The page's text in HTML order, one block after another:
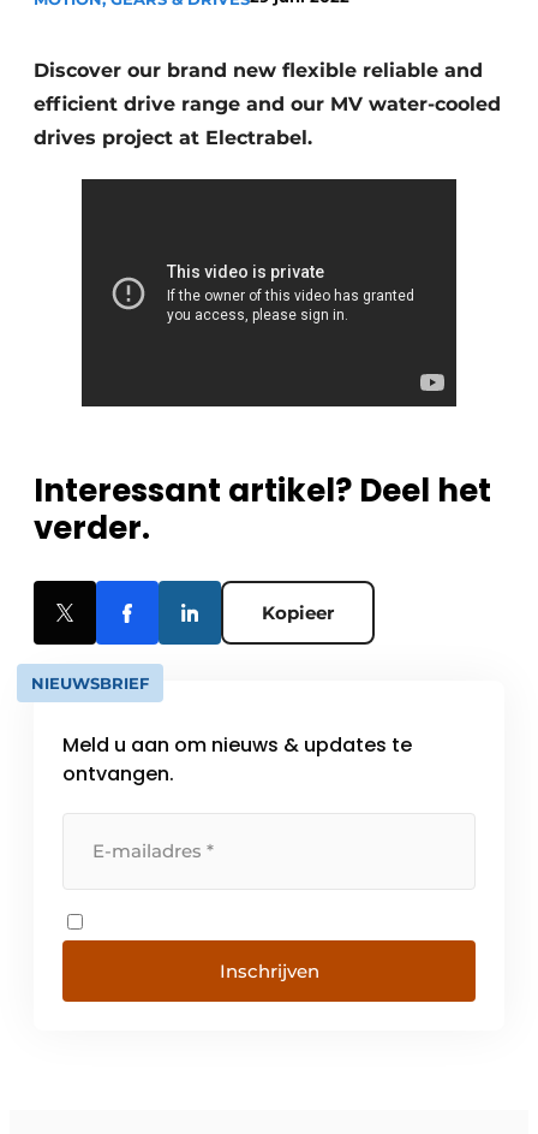
Privacy / Cookie statement
Vacature aanmelden
Vacatures
Discover our brand new flexible reliable and
efficient drive range and our MV water-cooled
drives project at Electrabel.
Interessant artikel? Deel het
verder.
Kopieer
NIEUWSBRIEF
Meld u aan om nieuws & updates te
ontvangen.
Inschrijven